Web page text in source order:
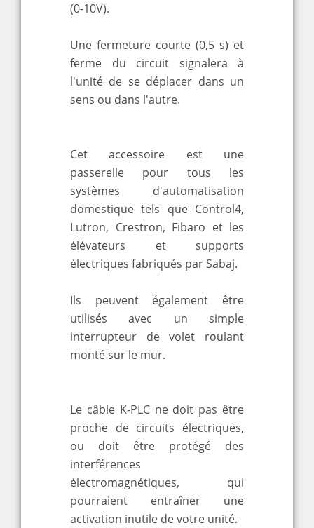
(0-10V).
Une fermeture courte (0,5 s) et
ferme du circuit signalera à
l'unité de se déplacer dans un
sens ou dans l'autre.
Cet accessoire est une
passerelle pour tous les
systèmes d'automatisation
domestique tels que Control4,
Lutron, Crestron, Fibaro et les
élévateurs et supports
électriques fabriqués par Sabaj.
Ils peuvent également être
utilisés avec un simple
interrupteur de volet roulant
monté sur le mur.
Le câble K-PLC ne doit pas être
proche de circuits électriques,
ou doit être protégé des
interférences
électromagnétiques, qui
pourraient entraîner une
activation inutile de votre unité.